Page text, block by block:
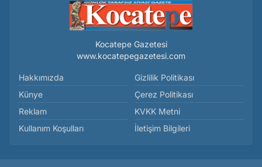
Kocatepe Gazetesi
www.kocatepegazetesi.com
Hakkımızda
Künye
Reklam
Kullanım Koşulları
Gizlilik Politikası
Çerez Politikası
KVKK Metni
İletişim Bilgileri